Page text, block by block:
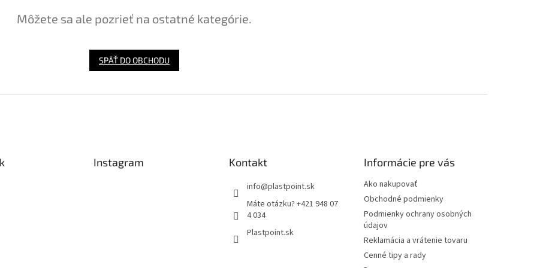
Môžete sa ale pozrieť na ostatné kategórie.
SPÄŤ DO OBCHODU
Instagram Kontakt
info@plastpoint.sk
Máte otázku? +421 948 07
4 034
Plastpoint.sk
Informácie pre vás
Ako nakupovať
Obchodné podmienky
Podmienky ochrany osobných
údajov
Reklamácia a vrátenie tovaru
Cenné tipy a rady